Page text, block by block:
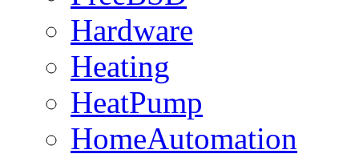
Hardware
Heating
HeatPump
HomeAutomation